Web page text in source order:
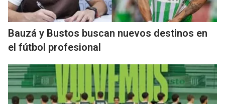
Bauzá y Bustos buscan nuevos destinos en
el fútbol profesional